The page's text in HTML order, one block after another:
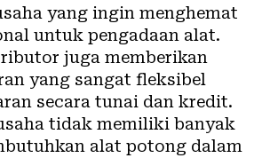
yang ingin menghemat
untuk pengadaan alat.
juga memberikan
yang sangat fleksibel
secara tunai dan kredit.
tidak memiliki banyak
alat potong dalam